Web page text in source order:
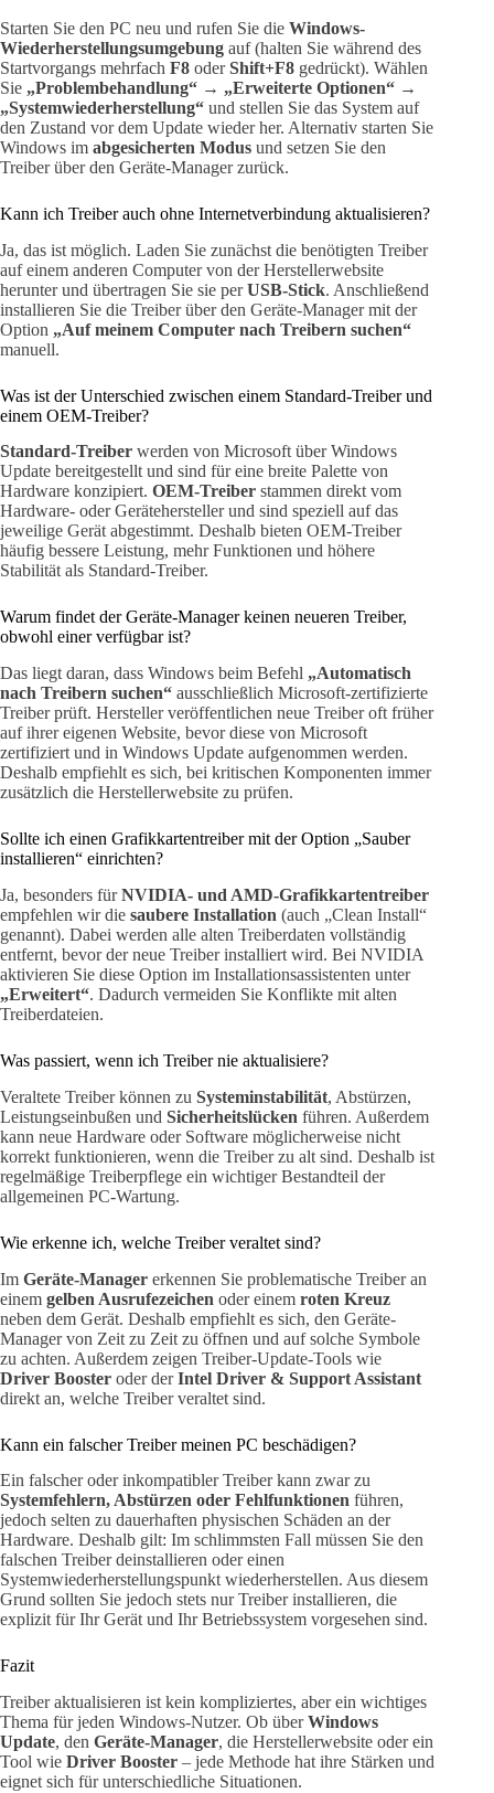
Starten Sie den PC neu und rufen Sie die Windows-
Wiederherstellungsumgebung auf (halten Sie während des
Startvorgangs mehrfach F8 oderShift+F8 gedrückt). Wählen
Sie „Problembehandlung“ → „Erweiterte Optionen“ →
„Systemwiederherstellung“ und stellen Sie das System auf
den Zustand vor dem Update wieder her. Alternativ starten Sie
Windows im abgesicherten Modus und setzen Sie den
Treiber über den Geräte-Manager zurück.
Kann ich Treiber auch ohne Internetverbindung aktualisieren?
Ja, das ist möglich. Laden Sie zunächst die benötigten Treiber
auf einem anderen Computer von der Herstellerwebsite
herunter und übertragen Sie sie perUSB-Stick. Anschließend
installieren Sie die Treiber über den Geräte-Manager mit der
Option „Auf meinem Computer nach Treibern suchen“
manuell.
Was ist der Unterschied zwischen einem Standard-Treiber und
einem OEM-Treiber?
Standard-Treiber werden von Microsoft über Windows
Update bereitgestellt und sind für eine breite Palette von
Hardware konzipiert. OEM-Treiber stammen direkt vom
Hardware- oder Gerätehersteller und sind speziell auf das
jeweilige Gerät abgestimmt. Deshalb bieten OEM-Treiber
häufig bessere Leistung, mehr Funktionen und höhere
Stabilität als Standard-Treiber.
Warum findet der Geräte-Manager keinen neueren Treiber,
obwohl einer verfügbar ist?
Das liegt daran, dass Windows beim Befehl „Automatisch
nach Treibern suchen“ ausschließlich Microsoft-zertifizierte
Treiber prüft. Hersteller veröffentlichen neue Treiber oft früher
auf ihrer eigenen Website, bevor diese von Microsoft
zertifiziert und in Windows Update aufgenommen werden.
Deshalb empfiehlt es sich, bei kritischen Komponenten immer
zusätzlich die Herstellerwebsite zu prüfen.
Sollte ich einen Grafikkartentreiber mit der Option „Sauber
installieren“ einrichten?
Ja, besonders fürNVIDIA- und AMD-Grafikkartentreiber
empfehlen wir die saubere Installation (auch „Clean Install“
genannt). Dabei werden alle alten Treiberdaten vollständig
entfernt, bevor der neue Treiber installiert wird. Bei NVIDIA
aktivieren Sie diese Option im Installationsassistenten unter
„Erweitert“. Dadurch vermeiden Sie Konflikte mit alten
Treiberdateien.
Was passiert, wenn ich Treiber nie aktualisiere?
Veraltete Treiber können zu Systeminstabilität, Abstürzen,
Leistungseinbußen und Sicherheitslücken führen. Außerdem
kann neue Hardware oder Software möglicherweise nicht
korrekt funktionieren, wenn die Treiber zu alt sind. Deshalb ist
regelmäßige Treiberpflege ein wichtiger Bestandteil der
allgemeinen PC-Wartung.
Wie erkenne ich, welche Treiber veraltet sind?
Im Geräte-Manager erkennen Sie problematische Treiber an
einem gelben Ausrufezeichen oder einem roten Kreuz
neben dem Gerät. Deshalb empfiehlt es sich, den Geräte-
Manager von Zeit zu Zeit zu öffnen und auf solche Symbole
zu achten. Außerdem zeigen Treiber-Update-Tools wie
Driver Booster oder derIntel Driver & Support Assistant
direkt an, welche Treiber veraltet sind.
Kann ein falscher Treiber meinen PC beschädigen?
Ein falscher oder inkompatibler Treiber kann zwar zu
Systemfehlern, Abstürzen oder Fehlfunktionen führen,
jedoch selten zu dauerhaften physischen Schäden an der
Hardware. Deshalb gilt: Im schlimmsten Fall müssen Sie den
falschen Treiber deinstallieren oder einen
Systemwiederherstellungspunkt wiederherstellen. Aus diesem
Grund sollten Sie jedoch stets nur Treiber installieren, die
explizit für Ihr Gerät und Ihr Betriebssystem vorgesehen sind.
Fazit
Treiber aktualisieren ist kein kompliziertes, aber ein wichtiges
Thema für jeden Windows-Nutzer. Ob überWindows
Update, den Geräte-Manager, die Herstellerwebsite oder ein
Tool wie Driver Booster – jede Methode hat ihre Stärken und
eignet sich für unterschiedliche Situationen.